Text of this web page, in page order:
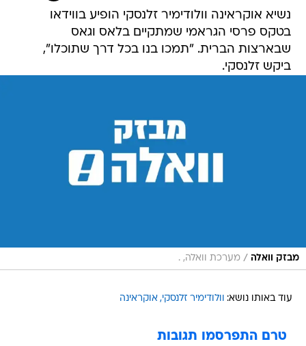
נשיא אוקראינה וולודימיר זלנסקי הופיע בווידאו
בטקס פרסי הגראמי שמתקיים בלאס וגאס
שבארצות הברית. "תמכו בנו בכל דרך שתוכלו",
ביקש זלנסקי.
מבזק וואלה / מערכת וואלה, .
עוד באותו נושא: וולודימיר זלנסקי אוקראינה
טרם התפרסמו תגובות